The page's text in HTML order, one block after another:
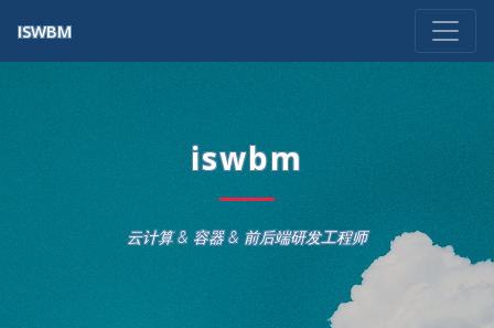
ISWBM
iswbm
云计算 & 容器 & 前后端研发工程师